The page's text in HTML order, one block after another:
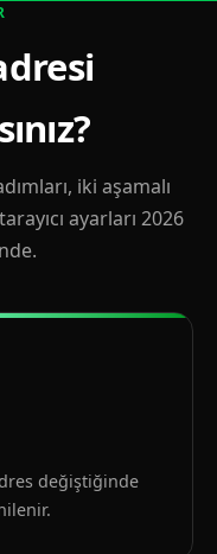
iki aşamalı
ayarları 2026
değiştiğinde